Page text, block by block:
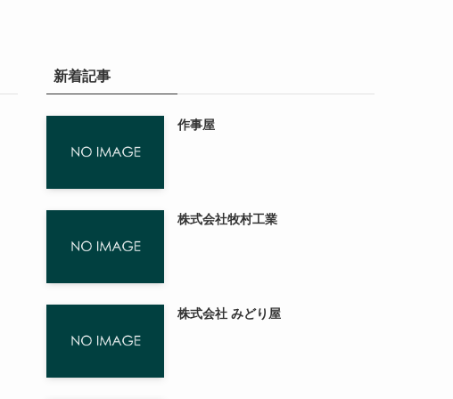
新着記事
作事屋
株式会社牧村工業
株式会社 みどり屋